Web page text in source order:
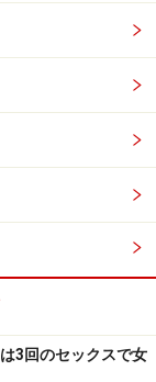
3回のセックスで女